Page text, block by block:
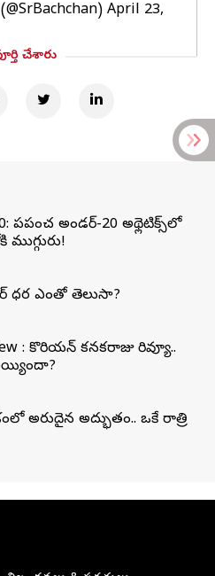
April 23,
చేశారు
ప్రపంచ అండర్-20 అథ్లెటిక్స్‌లో
ధర ఎంతో తెలుసా?
: కొరియన్ కనకరాజు రివ్యూ..
అరుదైన అద్భుతం.. ఒకే రాత్రి